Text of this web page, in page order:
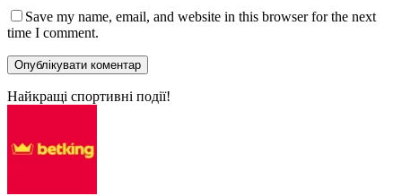
Save my name, email, and website in this browser for the next
time I comment.
Найкращі спортивні події!